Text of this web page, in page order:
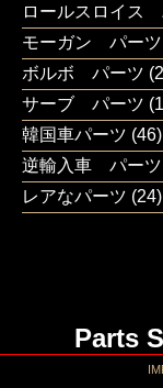
ロールスロイス
モーガン パーツ
ボルボ パーツ
サーブ パーツ
韓国車パーツ (46)
逆輸入車 パーツ
レアなパーツ (24)
Parts